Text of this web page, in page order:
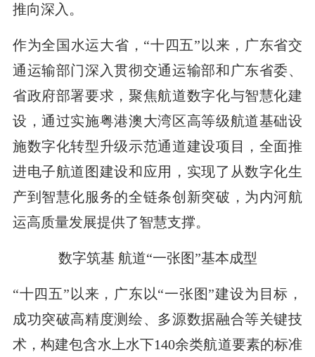
推向深入。
作为全国水运大省，“十四五”以来，广东省交
通运输部门深入贯彻交通运输部和广东省委、
省政府部署要求，聚焦航道数字化与智慧化建
设，通过实施粤港澳大湾区高等级航道基础设
施数字化转型升级示范通道建设项目，全面推
进电子航道图建设和应用，实现了从数字化生
产到智慧化服务的全链条创新突破，为内河航
运高质量发展提供了智慧支撑。
数字筑基 航道“一张图”基本成型
“十四五”以来，广东以“一张图”建设为目标，
成功突破高精度测绘、多源数据融合等关键技
术，构建包含水上水下140余类航道要素的标准